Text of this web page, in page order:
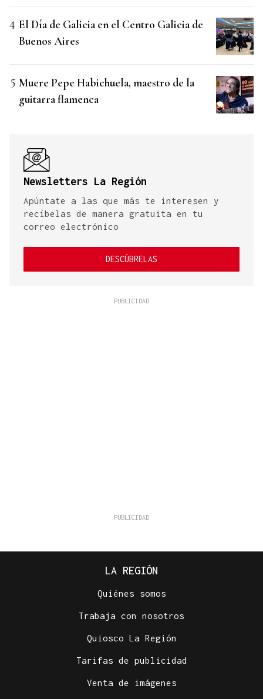
El Día de Galicia en el Centro Galicia de
Buenos Aires
Muere Pepe Habichuela, maestro de la
guitarra flamenca
Newsletters La Región
Apúntate a las que más te interesen y
recíbelas de manera gratuita en tu
correo electrónico
DESCÚBRELAS
LA REGIÓN
Quiénes somos
Trabaja con nosotros
Quiosco La Región
Tarifas de publicidad
Venta de imágenes